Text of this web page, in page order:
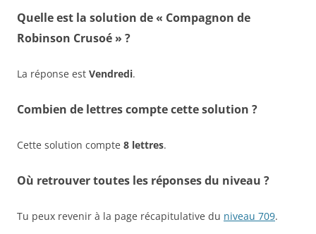
Quelle est la solution de « Compagnon de
Robinson Crusoé » ?
La réponse est Vendredi.
Combien de lettres compte cette solution ?
Cette solution compte 8 lettres.
Où retrouver toutes les réponses du niveau ?
Tu peux revenir à la page récapitulative du niveau 709.